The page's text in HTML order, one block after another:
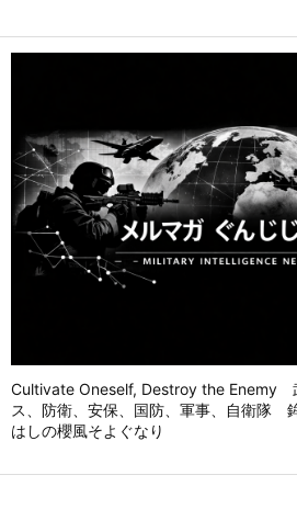
Cultivate Oneself, Destroy the Enemy
ス、防衛、安保、国防、軍事、自衛隊
はしの櫻風そよぐなり